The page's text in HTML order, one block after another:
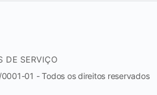
DE SERVIÇO
01 - Todos os direitos reservados